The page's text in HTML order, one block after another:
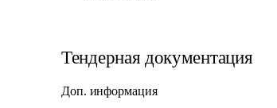
Тендерная документация
Доп. информация